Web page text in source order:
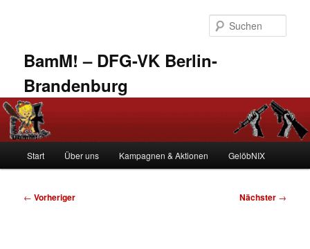
BamM! – DFG-VK Berlin-
Brandenburg
Start Über uns Kampagnen & Aktionen GelöbNIX
Beitragsnavigation
← Vorheriger Nächster →